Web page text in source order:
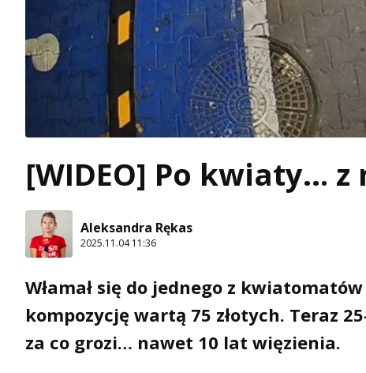
[WIDEO] Po kwiaty…
Aleksandra Rękas
2025.11.04 11:36
Włamał się do jednego z
kompozycję wartą 75 złotych. Teraz
za co grozi… nawet 10 lat więzienia.